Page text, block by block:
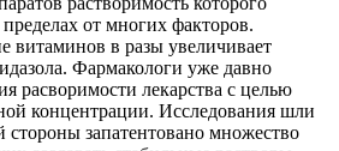
от многих факторов.
витаминов в разы увеличивает
Фармакологи уже давно
расворимости лекарства с целью
концентрации. Исследования шли
стороны запатентовано множество